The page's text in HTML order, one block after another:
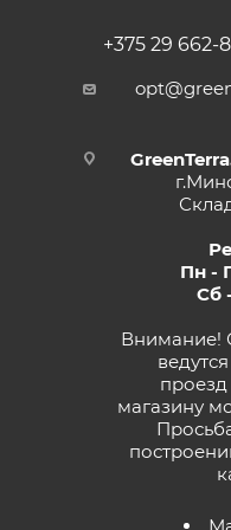
+375 29 662-
Пн -
Сб
Внимание!
проезд
магазину